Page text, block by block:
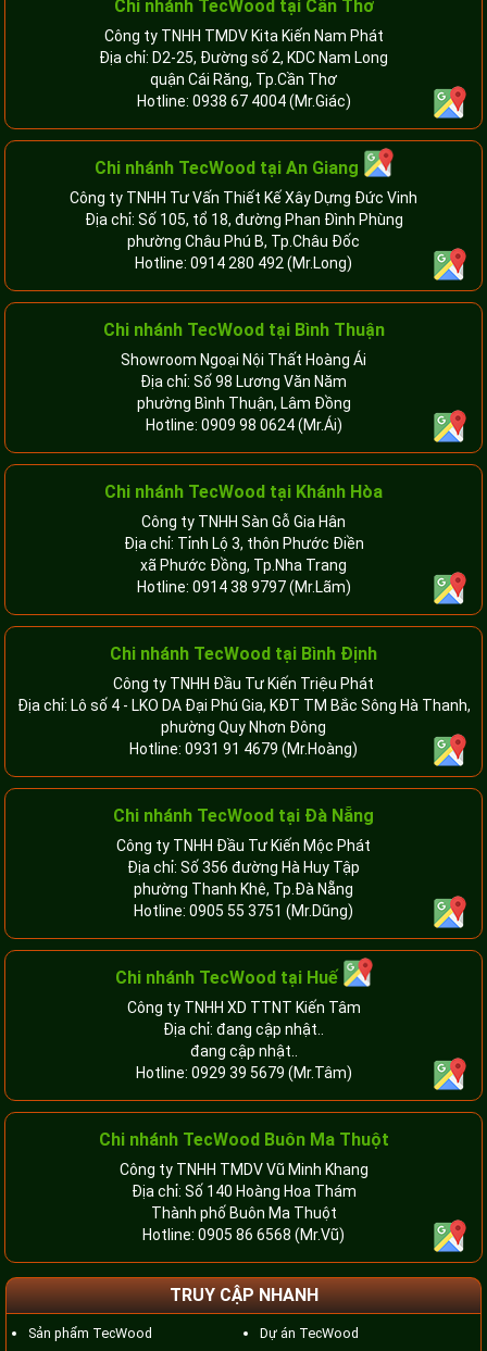
Chi nhánh TecWood tại Cần Thơ
Công ty TNHH TMDV Kita Kiến Nam Phát
Địa chỉ: D2-25, Đường số 2, KDC Nam Long
quận Cái Răng, Tp.Cần Thơ
Hotline: 0938 67 4004(Mr.Giác)
Chi nhánh TecWood tại An Giang
Công ty TNHH Tư Vấn Thiết Kế Xây Dựng Đức Vinh
Địa chỉ: Số 105, tổ 18, đường Phan Đình Phùng
phường Châu Phú B, Tp.Châu Đốc
Hotline: 0914 280 492 (Mr.Long)
Chi nhánh TecWood tại Bình Thuận
Showroom Ngoại Nội Thất Hoàng Ái
Địa chỉ: Số 98 Lương Văn Năm
phường Bình Thuận, Lâm Đồng
Hotline: 0909 98 0624(Mr.Ái)
Chi nhánh TecWood tại Khánh Hòa
Công ty TNHH Sàn Gỗ Gia Hân
Địa chỉ: Tỉnh Lộ 3, thôn Phước Điền
xã Phước Đồng, Tp.Nha Trang
Hotline: 0914 38 9797(Mr.Lãm)
Chi nhánh TecWood tại Bình Định
Công ty TNHH Đầu Tư Kiến Triệu Phát
Địa chỉ: Lô số 4 - LKO DA Đại Phú Gia, KĐT TM Bắc Sông Hà Thanh,
phường Quy Nhơn Đông
Hotline: 0931 91 4679 (Mr.Hoàng)
Chi nhánh TecWood tại Đà Nẵng
Công ty TNHH Đầu Tư Kiến Mộc Phát
Địa chỉ: Số 356 đường Hà Huy Tập
phường Thanh Khê, Tp.Đà Nẵng
Hotline: 0905 55 3751 (Mr.Dũng)
Chi nhánh TecWood tại Huế
Công ty TNHH XD TTNT Kiến Tâm
Địa chỉ: đang cập nhật..
đang cập nhật..
Hotline: 0929 39 5679 (Mr.Tâm)
Chi nhánh TecWood Buôn Ma Thuột
Công ty TNHH TMDV Vũ Minh Khang
Địa chỉ: Số 140 Hoàng Hoa Thám
Thành phố Buôn Ma Thuột
Hotline: 0905 86 6568 (Mr.Vũ)
TRUY CẬP NHANH
Sản phẩm TecWood
Dự án TecWood